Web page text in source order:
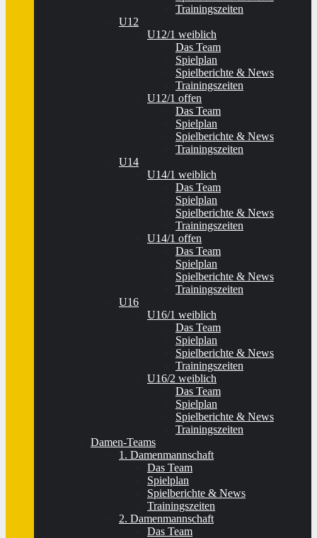
Trainingszeiten
U12
U12/1 weiblich
Das Team
Spielplan
Spielberichte & News
Trainingszeiten
U12/1 offen
Das Team
Spielplan
Spielberichte & News
Trainingszeiten
U14
U14/1 weiblich
Das Team
Spielplan
Spielberichte & News
Trainingszeiten
U14/1 offen
Das Team
Spielplan
Spielberichte & News
Trainingszeiten
U16
U16/1 weiblich
Das Team
Spielplan
Spielberichte & News
Trainingszeiten
U16/2 weiblich
Das Team
Spielplan
Spielberichte & News
Trainingszeiten
Damen-Teams
1. Damenmannschaft
Das Team
Spielplan
Spielberichte & News
Trainingszeiten
2. Damenmannschaft
Das Team